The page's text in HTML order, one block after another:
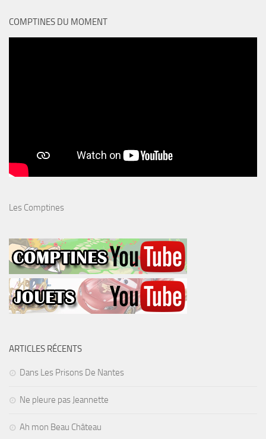
COMPTINES DU MOMENT
Les Comptines
ARTICLES RÉCENTS
Dans Les Prisons De Nantes
Ne pleure pas Jeannette
Ah mon Beau Château